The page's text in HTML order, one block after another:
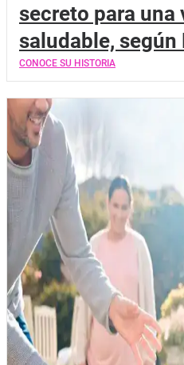
secreto para una
saludable, según
CONOCE SU HISTORIA